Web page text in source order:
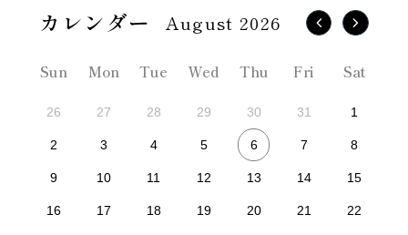
August 2026
Sun Mon Tue Wed Thu Fri Sat
26 27 28 29 30 31 1
2 3 4 5 6 7 8
9 10 11 12 13 14 15
16 17 18 19 20 21 22